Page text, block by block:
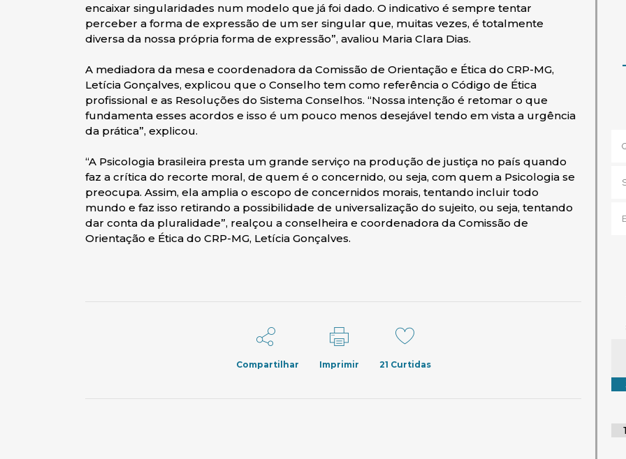
encaixar singularidades num modelo que já foi dado. O indicativo é sempre tentar
perceber a forma de expressão de um ser singular que, muitas vezes, é totalmente
diversa da nossa própria forma de expressão”, avaliou Maria Clara Dias.
A mediadora da mesa e coordenadora da Comissão de Orientação e Ética do CRP-MG,
Letícia Gonçalves, explicou que o Conselho tem como referência o Código de Ética
profissional e as Resoluções do Sistema Conselhos. “Nossa intenção é retomar o que
fundamenta esses acordos e isso é um pouco menos desejável tendo em vista a urgência
da prática”, explicou.
“A Psicologia brasileira presta um grande serviço na produção de justiça no país quando
faz a crítica do recorte moral, de quem é o concernido, ou seja, com quem a Psicologia se
preocupa. Assim, ela amplia o escopo de concernidos morais, tentando incluir todo
mundo e faz isso retirando a possibilidade de universalização do sujeito, ou seja, tentando
dar conta da pluralidade”, realçou a conselheira e coordenadora da Comissão de
Orientação e Ética do CRP-MG, Letícia Gonçalves.
Compartilhar Imprimir 21 Curtidas